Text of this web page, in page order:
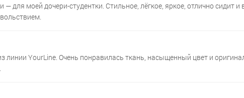
для моей дочери-студентки. Стильное, лёгкое, яркое, отлично сидит и
линии YourLine. Очень понравилась ткань, насыщенный цвет и